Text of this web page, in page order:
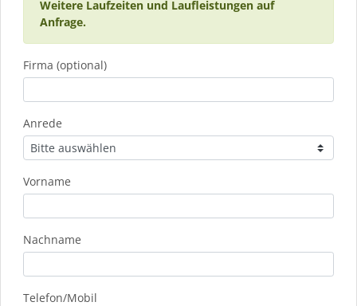
Weitere Laufzeiten und Laufleistungen auf
Anfrage.
Firma (optional)
Anrede
Vorname
Nachname
Telefon/Mobil